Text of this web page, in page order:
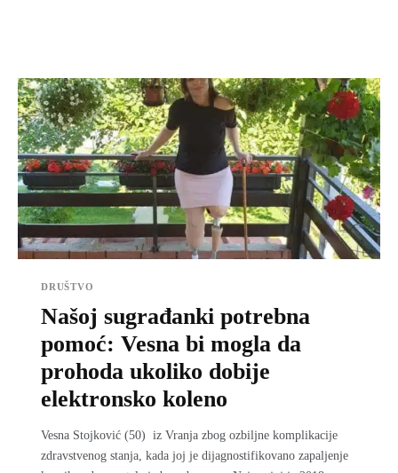
DRUŠTVO
Našoj sugrađanki potrebna
pomoć: Vesna bi mogla da
prohoda ukoliko dobije
elektronsko koleno
Vesna Stojković (50) iz Vranja zbog ozbiljne komplikacije
zdravstvenog stanja, kada joj je dijagnostifikovano zapaljenje